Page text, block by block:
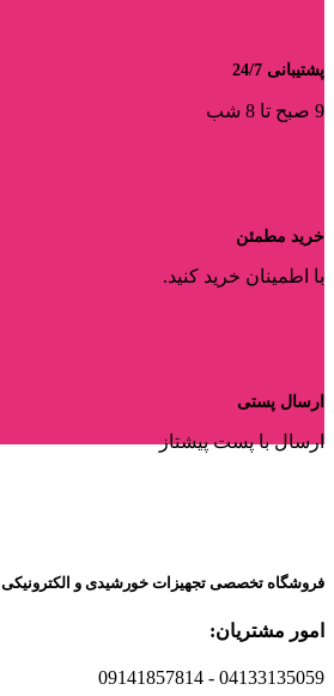
پشتیبانی 24/7
9 صبح تا 8 شب
خرید مطمئن
با اطمینان خرید کنید.
ارسال پستی
ارسال با پست پیشتاز
فروشگاه تخصصی تجهیزات خورشیدی و الکترونیکی
امور مشتریان:
- 04133135059
09141857814